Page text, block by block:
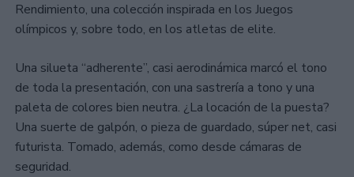
Rendimiento, una colección inspirada en los Juegos
olímpicos y, sobre todo, en los atletas de elite.
Una silueta “adherente”, casi aerodinámica marcó el tono
de toda la presentación, con una sastrería a tono y una
paleta de colores bien neutra. ¿La locación de la puesta?
Una suerte de galpón, o pieza de guardado, súper net, casi
futurista. Tomado, además, como desde cámaras de
seguridad.